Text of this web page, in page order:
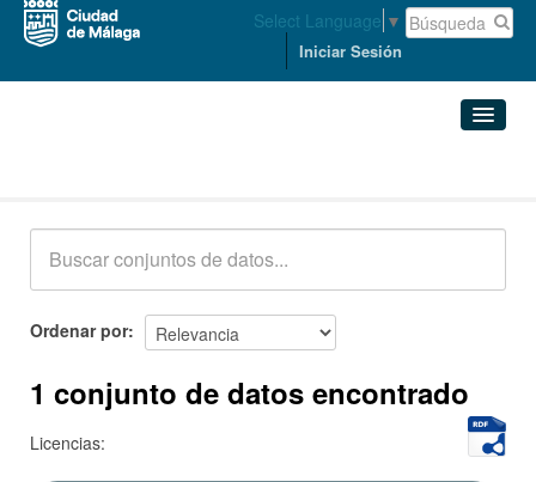
Select Language ▼
Iniciar Sesión
Acerca de
Ordenar por
1 conjunto de datos encontrado
Licencias: